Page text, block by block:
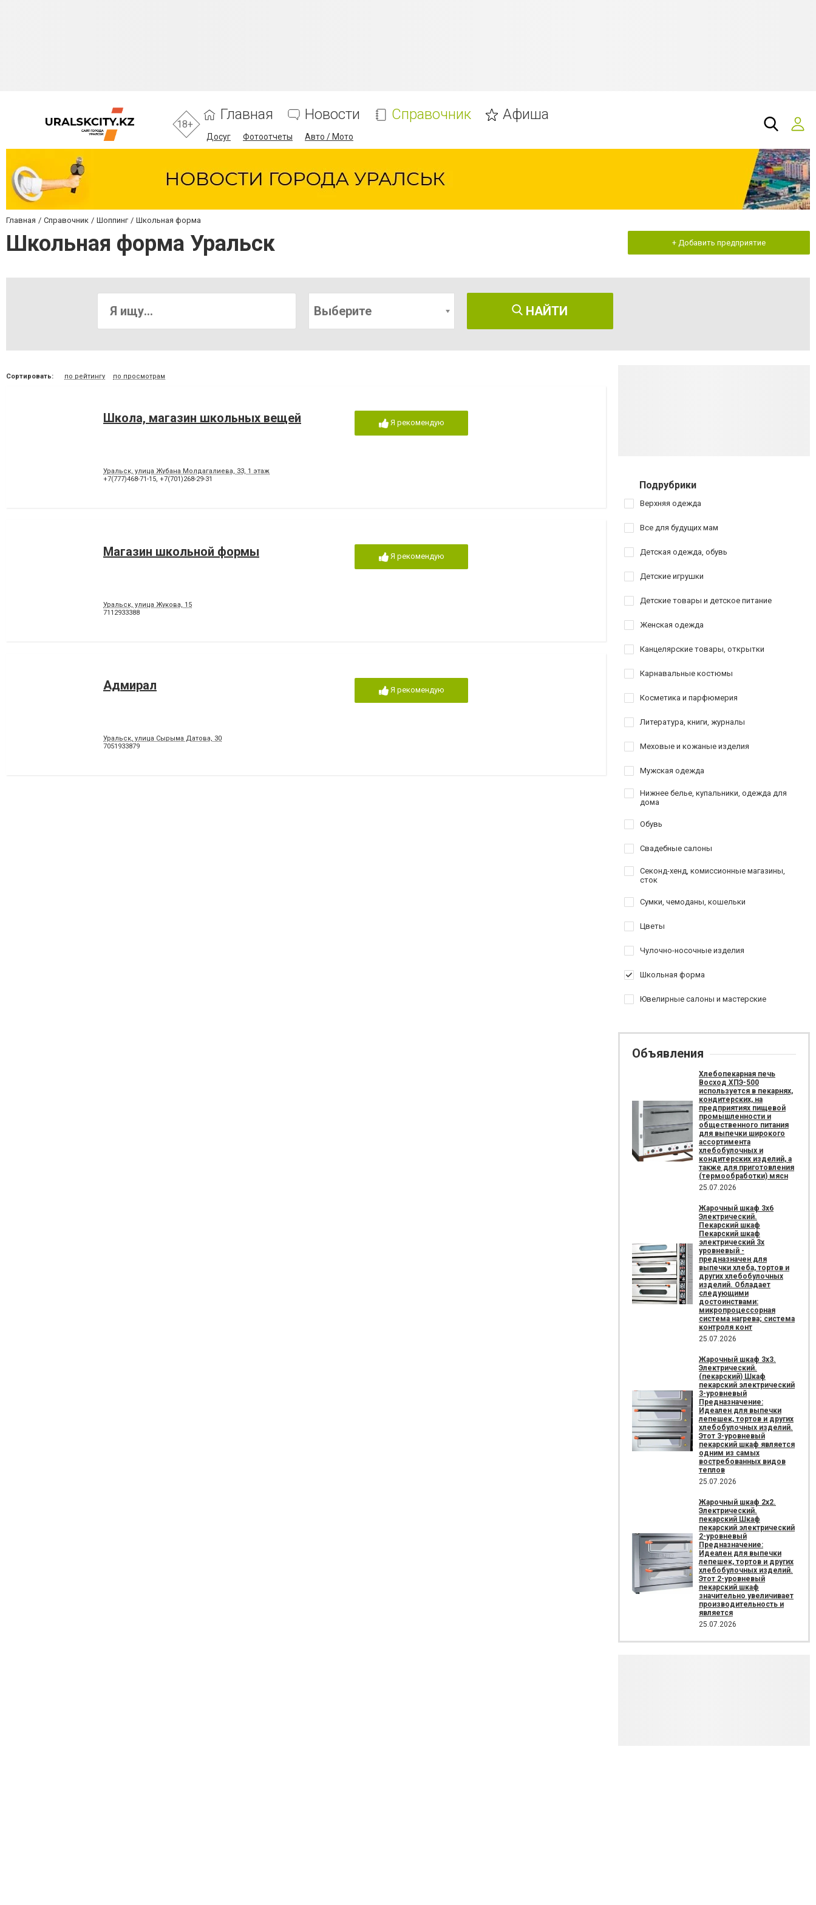
18+
Главная Новости Справочник Афиша
Досуг Фотоотчеты Авто / Мото
Главная Справочник Шоппинг Школьная форма
Школьная форма Уральск + Добавить предприятие
Выберите НАЙТИ
Сортировать: по рейтингу по просмотрам
Школа, магазин школьных вещей
Уральск, улица Жубана Молдагалиева, 33, 1 этаж
+7(777)468-71-15, +7(701)268-29-31
Я рекомендую
Магазин школьной формы
Уральск, улица Жукова, 15
7112933388
Я рекомендую
Адмирал
Уральск, улица Сырыма Датова, 30
7051933879
Я рекомендую
Подрубрики
Верхняя одежда
Все для будущих мам
Детская одежда, обувь
Детские игрушки
Детские товары и детское питание
Женская одежда
Канцелярские товары, открытки
Карнавальные костюмы
Косметика и парфюмерия
Литература, книги, журналы
Меховые и кожаные изделия
Мужская одежда
Нижнее белье, купальники, одежда для
дома
Обувь
Свадебные салоны
Секонд-хенд, комиссионные магазины,
сток
Сумки, чемоданы, кошельки
Цветы
Чулочно-носочные изделия
Школьная форма
Ювелирные салоны и мастерские
Объявления
Хлебопекарная печь
Восход ХПЭ-500
используется в пекарнях,
кондитерских, на
предприятиях пищевой
промышленности и
общественного питания
для выпечки широкого
ассортимента
хлебобулочных и
кондитерских изделий, а
также для приготовления
(термообработки) мясн
25.07.2026
Жарочный шкаф 3х6
Электрический.
Пекарский шкаф
Пекарский шкаф
электрический 3х
уровневый -
предназначен для
выпечки хлеба, тортов и
других хлебобулочных
изделий. Обладает
следующими
достоинствами:
микропроцессорная
система нагрева; система
контроля конт
25.07.2026
Жарочный шкаф 3х3.
Электрический.
(пекарский) Шкаф
пекарский электрический
3-уровневый
Предназначение:
Идеален для выпечки
лепешек, тортов и других
хлебобулочных изделий.
Этот 3-уровневый
пекарский шкаф является
одним из самых
востребованных видов
теплов
25.07.2026
Жарочный шкаф 2х2.
Электрический.
пекарский Шкаф
пекарский электрический
2-уровневый
Предназначение:
Идеален для выпечки
лепешек, тортов и других
хлебобулочных изделий.
Этот 2-уровневый
пекарский шкаф
значительно увеличивает
производительность и
является
25.07.2026